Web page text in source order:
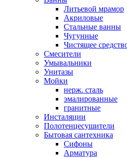
Литьевой мрамор
Акриловые
Стальные ванны
Чугунные
Чистящее
Смесители
Умывальники
Унитазы
Мойки
нерж. сталь
эмалированные
гранитные
Инсталяции
Полотенцесушители
Бытовая сантехника
Сифоны
Арматура